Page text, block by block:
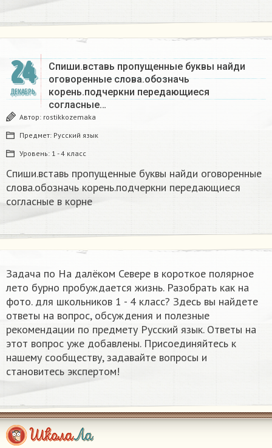
24
ДЕКАБРЬ
Спиши.вставь пропущенные буквы найди
оговоренные слова.обозначь
корень.подчеркни передающиеся
согласные…
Автор: rostikkozemaka
Предмет: Русский язык
Уровень: 1 - 4 класс
Спиши.вставь пропущенные буквы найди оговоренные
слова.обозначь корень.подчеркни передающиеся
согласные в корне
Задача по На далёком Севере в короткое полярное
лето бурно пробуждается жизнь. Разобрать как на
фото. для школьников 1 - 4 класс? Здесь вы найдете
ответы на вопрос, обсуждения и полезные
рекомендации по предмету Русский язык. Ответы на
этот вопрос уже добавлены. Присоединяйтесь к
нашему сообществу, задавайте вопросы и
становитесь экспертом!